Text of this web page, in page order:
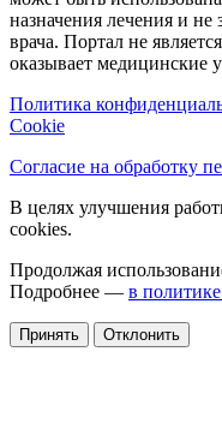
назначения лечения и
врача. Портал не
оказывает медицинские
Политика
Cookie
Согласие на обработку
В целях улучшения
cookies.
Продолжая
Подробнее — в
Принять Отклонить